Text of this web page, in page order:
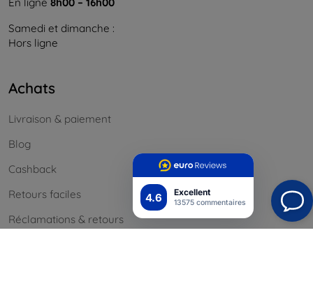
4.6 Excellent
13575 commentaires
Samedi et dimanche :
Hors ligne
Achats
Livraison & paiement
Blog
Cashback
Retours faciles
Réclamations & retours